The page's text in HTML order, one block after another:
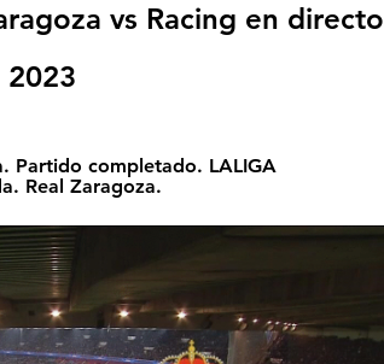
vs Racing en directo
Partido completado. LALIGA
Real Zaragoza.